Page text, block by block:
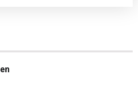
von 0 von 5 Sternen